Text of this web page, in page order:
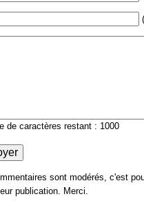
de caractères restant : 1000
sont modérés, c'est
publication. Merci.